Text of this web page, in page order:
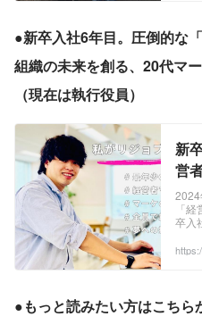
ん。
で話
出身
●新卒入社6年目。圧倒的な
組織の未来を創る、20代マ
（現在は執行役員）
新
営
の
ィ
ジ
2024
「
卒入
型求
●もっと読みたい方はこち